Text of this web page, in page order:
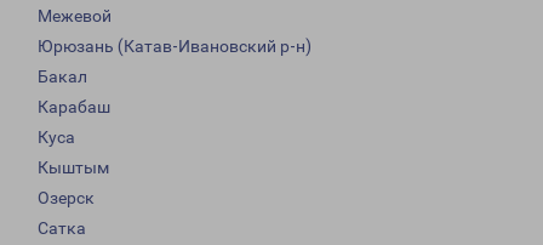
Межевой
Юрюзань (Катав-Ивановский р-н)
Бакал
Карабаш
Куса
Кыштым
Озерск
Сатка